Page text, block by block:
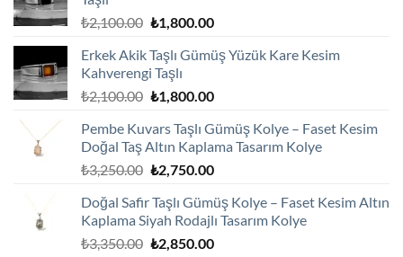
₺2,100.00 Orijinal
₺2,100.00.
₺1,800.00Şu
fiyat:
Erkek Akik Taşlı Gümüş Yüzük Kare Kesim
Kahverengi Taşlı
₺2,100.00 Orijinal
₺2,100.00.
₺1,800.00Şu
fiyat:
₺1,800.00.
Pembe Kuvars Taşlı Gümüş Kolye – Faset Kesim
Doğal Taş Altın Kaplama Tasarım Kolye
₺3,250.00 Orijinal
₺3,250.00.
₺2,750.00Şu
fiyat:
₺2,750.00.
Doğal Safir Taşlı Gümüş Kolye – Faset Kesim Altın
Kaplama Siyah Rodajlı Tasarım Kolye
₺3,350.00 Orijinal
₺2,850.00Şu